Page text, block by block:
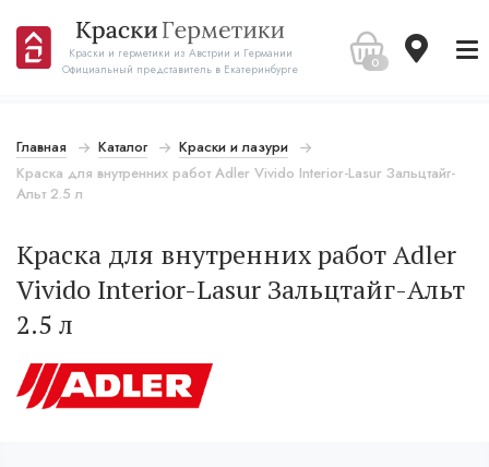
Краски и герметики из Австрии и Германии
Официальный представитель в Екатеринбурге
0
Главная Каталог
Краски и лазури
Краска для внутренних работ Adler Vivido Interior-Lasur Зальцтайг-
Альт 2.5 л
Краска для внутренних работ Adler
Vivido Interior-Lasur Зальцтайг-Альт
2.5 л